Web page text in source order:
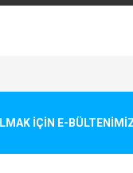
İÇİN E-